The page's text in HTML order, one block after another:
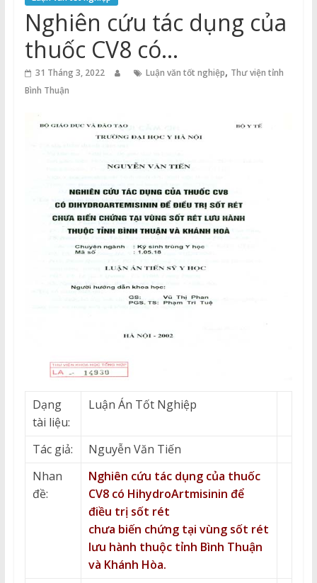
Thuận
Cổng
Vào
Tri
Thức
Nghiên cứu tác dụng của
thuốc CV8 có
HihydroArtmisinin để
điều trị sốt rét chưa biến
chứng tại vùng sốt rét
lưu hành thuộc tỉnh Bình
Thuận và Khánh Hòa.
31 Tháng 3, 2022 Luận văn tốt nghiệp, Thư viện tỉnh
Bình Thuận
Dạng
tài liệu:
Luận Án Tốt Nghiệp
Tác giả:
Nguyễn Văn Tiến
Nhan
đề:
Nghiên cứu tác dụng của thuốc
CV8 có HihydroArtmisinin để
điều trị sốt rét
chưa biến chứng tại vùng sốt rét
lưu hành thuộc tỉnh Bình Thuận
và Khánh Hòa.